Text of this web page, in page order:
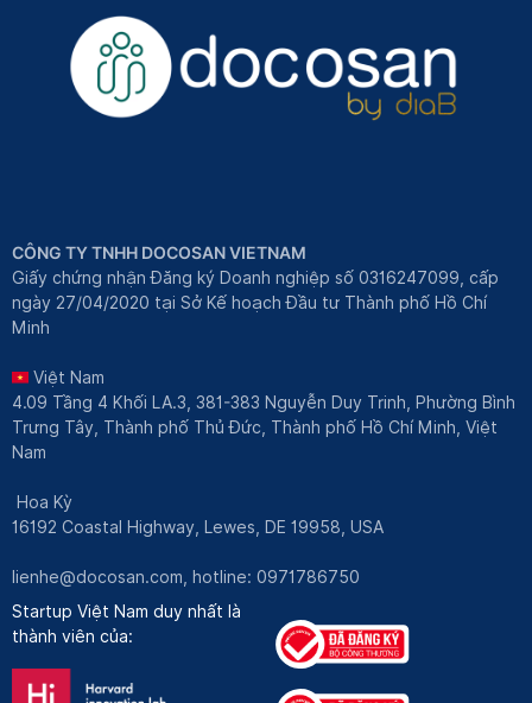
CÔNG TY TNHH DOCOSAN VIETNAM
Giấy chứng nhận Đăng ký Doanh nghiệp số 0316247099, cấp
ngày 27/04/2020 tại Sở Kế hoạch Đầu tư Thành phố Hồ Chí
Minh
Việt Nam
4.09 Tầng 4 Khối LA.3, 381-383 Nguyễn Duy Trinh, Phường Bình
Trưng Tây, Thành phố Thủ Đức, Thành phố Hồ Chí Minh, Việt
Nam
Hoa Kỳ
16192 Coastal Highway, Lewes, DE 19958, USA
lienhe@docosan.com , hotline: 0971786750
Startup Việt Nam duy nhất là
thành viên của: